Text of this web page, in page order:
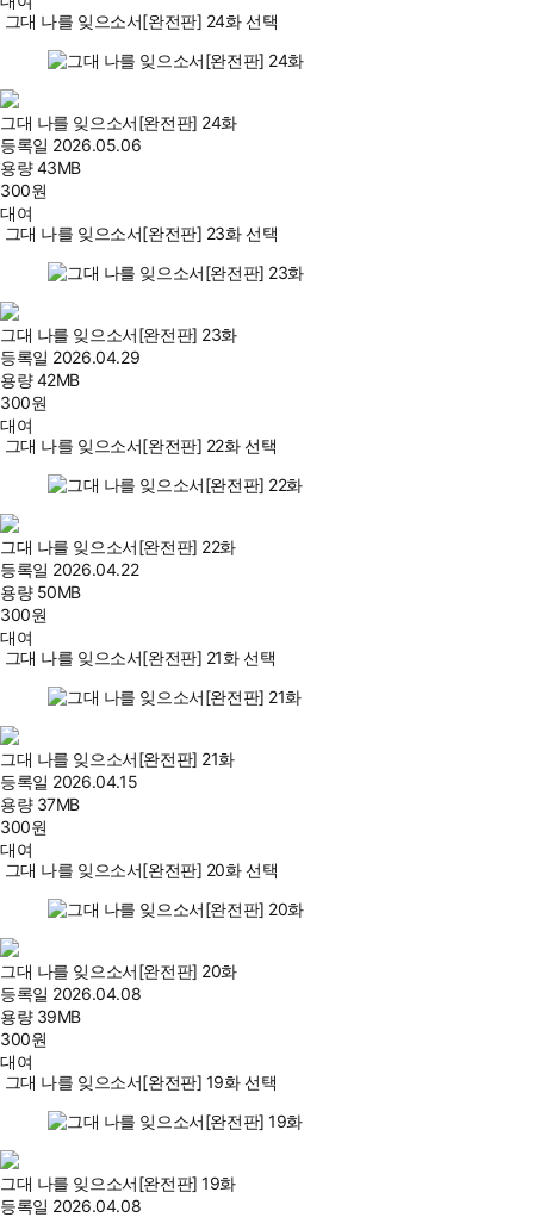
그대 나를 잊으소서[완전판] 24화 선택
그대 나를 잊으소서[완전판] 24화
등록일 2026.05.06
용량43MB
300원
대여
그대 나를 잊으소서[완전판] 23화 선택
그대 나를 잊으소서[완전판] 23화
등록일 2026.04.29
용량42MB
300원
대여
그대 나를 잊으소서[완전판] 22화 선택
그대 나를 잊으소서[완전판] 22화
등록일 2026.04.22
용량 50MB
300원
대여
그대 나를 잊으소서[완전판] 21화 선택
그대 나를 잊으소서[완전판] 21화
등록일 2026.04.15
용량 37MB
300원
대여
그대 나를 잊으소서[완전판] 20화 선택
그대 나를 잊으소서[완전판] 20화
등록일 2026.04.08
용량 39MB
300원
대여
그대 나를 잊으소서[완전판] 19화 선택
그대 나를 잊으소서[완전판] 19화
등록일 2026.04.08